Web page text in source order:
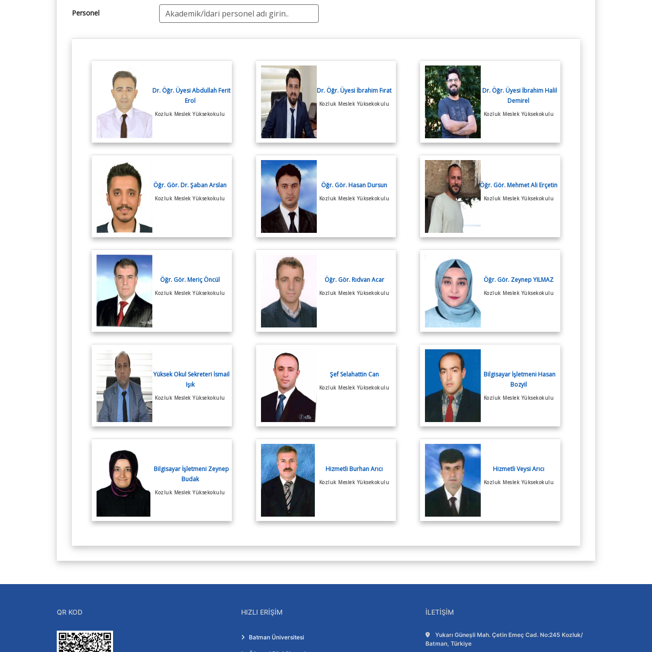
Öğrenci Kalite El Kitabı
FORMU
Öğrenci El Kitabı
Süreç Kartı
2025 Birim Faaliyet Raporu
Personel
Dr. Öğr. Üyesi Abdullah Ferit
Erol
Kozluk Meslek Yüksekokulu
Dr. Öğr. Üyesi İbrahim Fırat
Kozluk Meslek Yüksekokulu
Dr. Öğr. Üyesi İbrahim Halil
Demirel
Kozluk Meslek Yüksekokulu
Öğr. Gör. Dr. Şaban Arslan
Kozluk Meslek Yüksekokulu
Öğr. Gör. Hasan Dursun
Kozluk Meslek Yüksekokulu
Öğr. Gör. Mehmet Ali Erçetin
Kozluk Meslek Yüksekokulu
Öğr. Gör. Meriç Öncül
Kozluk Meslek Yüksekokulu
Öğr. Gör. Rıdvan Acar
Kozluk Meslek Yüksekokulu
Öğr. Gör. Zeynep YILMAZ
Kozluk Meslek Yüksekokulu
Yüksek Okul Sekreteri İsmail
Işık
Kozluk Meslek Yüksekokulu
Şef Selahattin Can
Kozluk Meslek Yüksekokulu
Bilgisayar İşletmeni Hasan
Bozyil
Kozluk Meslek Yüksekokulu
Bilgisayar İşletmeni Zeynep
Budak
Kozluk Meslek Yüksekokulu
Hizmetli Burhan Arıcı
Kozluk Meslek Yüksekokulu
Hizmetli Veysi Arıcı
Kozluk Meslek Yüksekokulu
QR KOD HIZLI ERIŞIM
Batman Üniversitesi
İLETIŞIM
Adres:
Yukarı Güneşli Mah. Çetin Emeç Cad. No:245 Kozluk/
Batman, Türkiye